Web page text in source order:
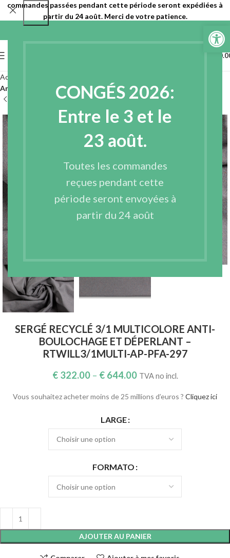
CONGÉS 2026:
Entre le 3 et le
23 août.
Toutes les commandes
reçues pendant cette
période seront envoyées à
partir du 24 août
Ouvrir
Accueil
Anti-boulochage multicolore
SERGÉ RECYCLÉ 3/1 MULTICOLORE ANTI-
BOULOCHAGE ET DÉPERLANT –
RTWILL3/1MULTI-AP-PFA-297
€322.00– €644.00 TVA no incl.
Vous souhaitez acheter moins de 25 millions d’euros ? Cliquez ici
LARGE
FORMATO
AJOUTER AU PANIER
commandes passées pendant cette période seront expédiées à
partir du 24 août. Merci de votre patience.